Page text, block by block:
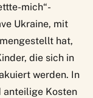
mich“-
Ukraine, mit
hat,
die sich in
werden. In
anteilige Kosten